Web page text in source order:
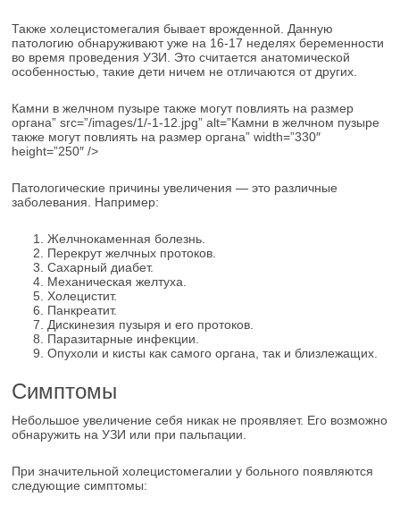
Также холецистомегалия бывает врожденной. Данную
патологию обнаруживают уже на 16-17 неделях беременности
во время проведения УЗИ. Это считается анатомической
особенностью, такие дети ничем не отличаются от других.
Камни в желчном пузыре также могут повлиять на размер
органа” src=”/images/1/-1-12.jpg” alt=”Камни в желчном пузыре
также могут повлиять на размер органа” width=”330″
height=”250″ />
Патологические причины увеличения — это различные
заболевания. Например:
Желчнокаменная болезнь.
Перекрут желчных протоков.
Сахарный диабет.
Механическая желтуха.
Холецистит.
Панкреатит.
Дискинезия пузыря и его протоков.
Паразитарные инфекции.
Опухоли и кисты как самого органа, так и близлежащих.
Симптомы
Небольшое увеличение себя никак не проявляет. Его возможно
обнаружить на УЗИ или при пальпации.
При значительной холецистомегалии у больного появляются
следующие симптомы: